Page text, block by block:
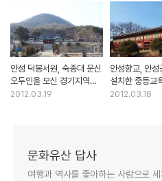
안성 덕봉서원, 숙종대 문신
오두인을 모신 경기지역을
대표하는 서원
2012.03.19
안성향교, 안성
설치한 중등교
2012.03.18
문화유산 답사
여행과 역사를 좋아하는 사람으로